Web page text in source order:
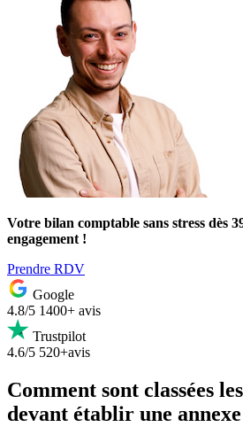
Votre bilan comptable sans stress dès
engagement !
Prendre RDV
Google
4.8/5 1400+ avis
Trustpilot
4.6/5 520+avis
Comment sont classées
devant établir une